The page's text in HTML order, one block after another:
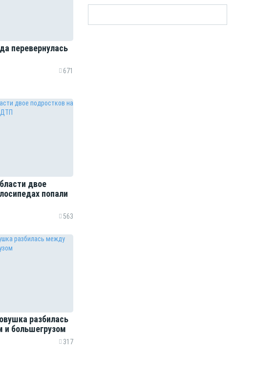
перевернулась
671
двое
попали
563
разбилась
и большегрузом
317